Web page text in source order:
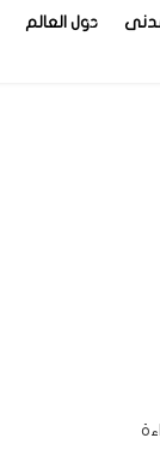
دول العالم